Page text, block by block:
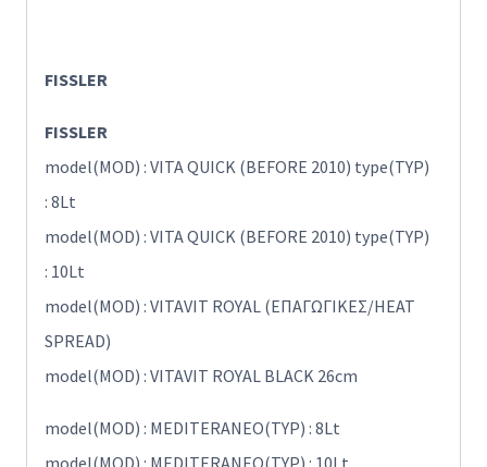
FISSLER
FISSLER
model(MOD) : VITA QUICK (BEFORE 2010) type(TYP)
: 8Lt
model(MOD) : VITA QUICK (BEFORE 2010) type(TYP)
: 10Lt
model(MOD) : VITAVIT ROYAL (ΕΠΑΓΩΓΙΚΕΣ/HEAT
SPREAD)
model(MOD) : VITAVIT ROYAL BLACK 26cm
model(MOD) : MEDITERANEO(TYP) : 8Lt